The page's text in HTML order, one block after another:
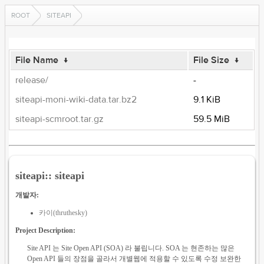
ROOT SITEAPI
File Name ↓ File Size ↓
release/
-
siteapi-moni-wiki-data.tar.bz2
9.1 KiB
siteapi-scmroot.tar.gz
59.5 MiB
siteapi:: siteapi
개발자:
카이(thruthesky)
Project Description:
Site API 는 Site Open API (SOA) 라 불립니다. SOA 는 현존하는 많은
Open API 들의 장점을 골라서 개별웹에 적용할 수 있도록 수정 보완한